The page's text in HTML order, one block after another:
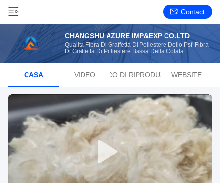
Contact
CHANGSHU AZURE IMP&EXP CO.LTD
Qualità Fibra Di Graffetta Di Poliestere Dello Psf, Fibra
Di Graffetta Di Poliestere Bassa Della Colata
CASA VIDEOELENCO DI RIPRODUZIONEWEBSITE